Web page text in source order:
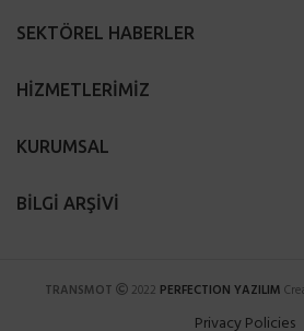
SEKTÖREL HABERLER
HİZMETLERİMİZ
KURUMSAL
BİLGİ ARŞİVİ
TRANSMOT 2022 PERFECTION YAZILIM
Privacy Policies